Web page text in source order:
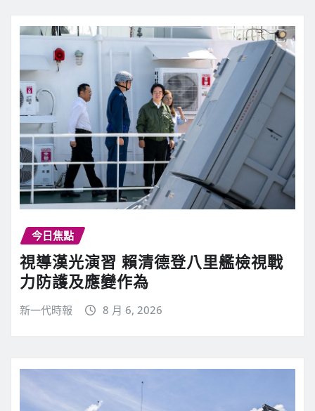
今日焦點
視導漢光演習 賴清德登八里艦檢視戰
力防護及應變作為
新一代時報 8 月 6, 2026